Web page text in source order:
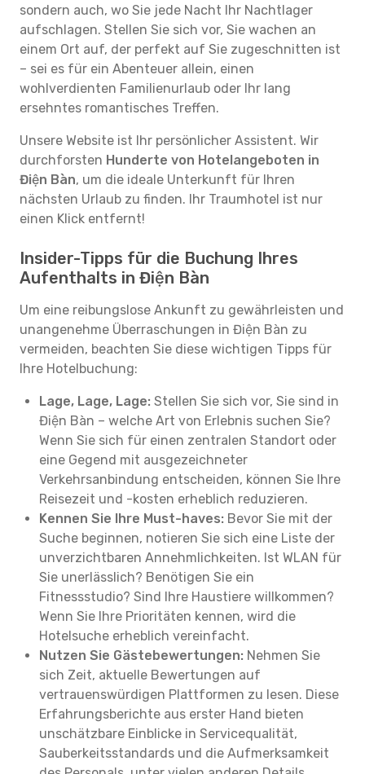
sondern auch, wo Sie jede Nacht Ihr Nachtlager
aufschlagen. Stellen Sie sich vor, Sie wachen an
einem Ort auf, der perfekt auf Sie zugeschnitten ist
– sei es für ein Abenteuer allein, einen
wohlverdienten Familienurlaub oder Ihr lang
ersehntes romantisches Treffen.
Unsere Website ist Ihr persönlicher Assistent. Wir
durchforsten Hunderte von Hotelangeboten in
Điện Bàn, um die ideale Unterkunft für Ihren
nächsten Urlaub zu finden. Ihr Traumhotel ist nur
einen Klick entfernt!
Insider-Tipps für die Buchung Ihres
Aufenthalts in Điện Bàn
Um eine reibungslose Ankunft zu gewährleisten und
unangenehme Überraschungen in Điện Bàn zu
vermeiden, beachten Sie diese wichtigen Tipps für
Ihre Hotelbuchung:
Lage, Lage, Lage: Stellen Sie sich vor, Sie sind in
Điện Bàn – welche Art von Erlebnis suchen Sie?
Wenn Sie sich für einen zentralen Standort oder
eine Gegend mit ausgezeichneter
Verkehrsanbindung entscheiden, können Sie Ihre
Reisezeit und -kosten erheblich reduzieren.
Kennen Sie Ihre Must-haves: Bevor Sie mit der
Suche beginnen, notieren Sie sich eine Liste der
unverzichtbaren Annehmlichkeiten. Ist WLAN für
Sie unerlässlich? Benötigen Sie ein
Fitnessstudio? Sind Ihre Haustiere willkommen?
Wenn Sie Ihre Prioritäten kennen, wird die
Hotelsuche erheblich vereinfacht.
Nutzen Sie Gästebewertungen: Nehmen Sie
sich Zeit, aktuelle Bewertungen auf
vertrauenswürdigen Plattformen zu lesen. Diese
Erfahrungsberichte aus erster Hand bieten
unschätzbare Einblicke in Servicequalität,
Sauberkeitsstandards und die Aufmerksamkeit